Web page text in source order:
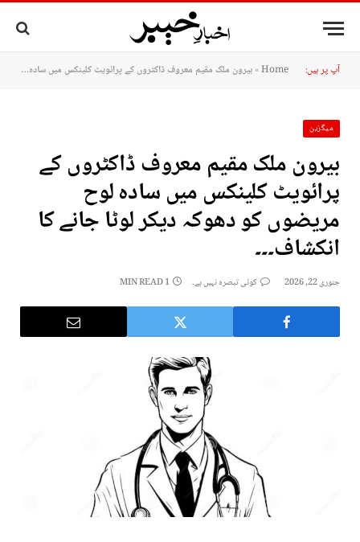
آپ پر ہیں: Home
»بیرون ملک مقیم معروف ڈاکٹروں کے پرائویٹ کلینکس میں سادہ لوح مریضوں کو دھوکہ دیکر لوٹا جانے کا انکشاف۔۔۔
میگزین
بیرون ملک مقیم معروف ڈاکٹروں کے
پرائویٹ کلینکس میں سادہ لوح
مریضوں کو دھوکہ دیکر لوٹا جانے کا
انکشاف۔۔۔
جنوری 22, 2026 کوئی تبصرہ نہیں ہے۔ 1 MIN READ